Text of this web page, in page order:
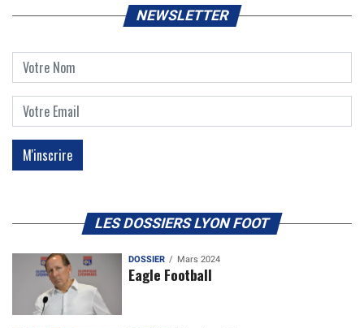
NEWSLETTER
LES DOSSIERS LYON FOOT
DOSSIER Mars 2024
Eagle Football